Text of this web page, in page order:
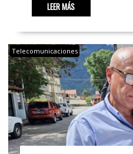
LEER MÁS
Telecomunicaciones